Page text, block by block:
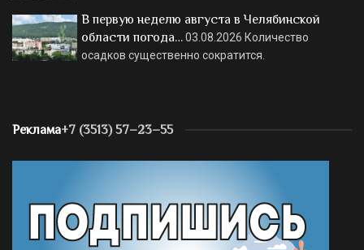
В первую неделю августа в Челябинской
области погода…03.08.2026 Количество
осадков существенно сократится.
Реклама+7 (3513) 57–23–55